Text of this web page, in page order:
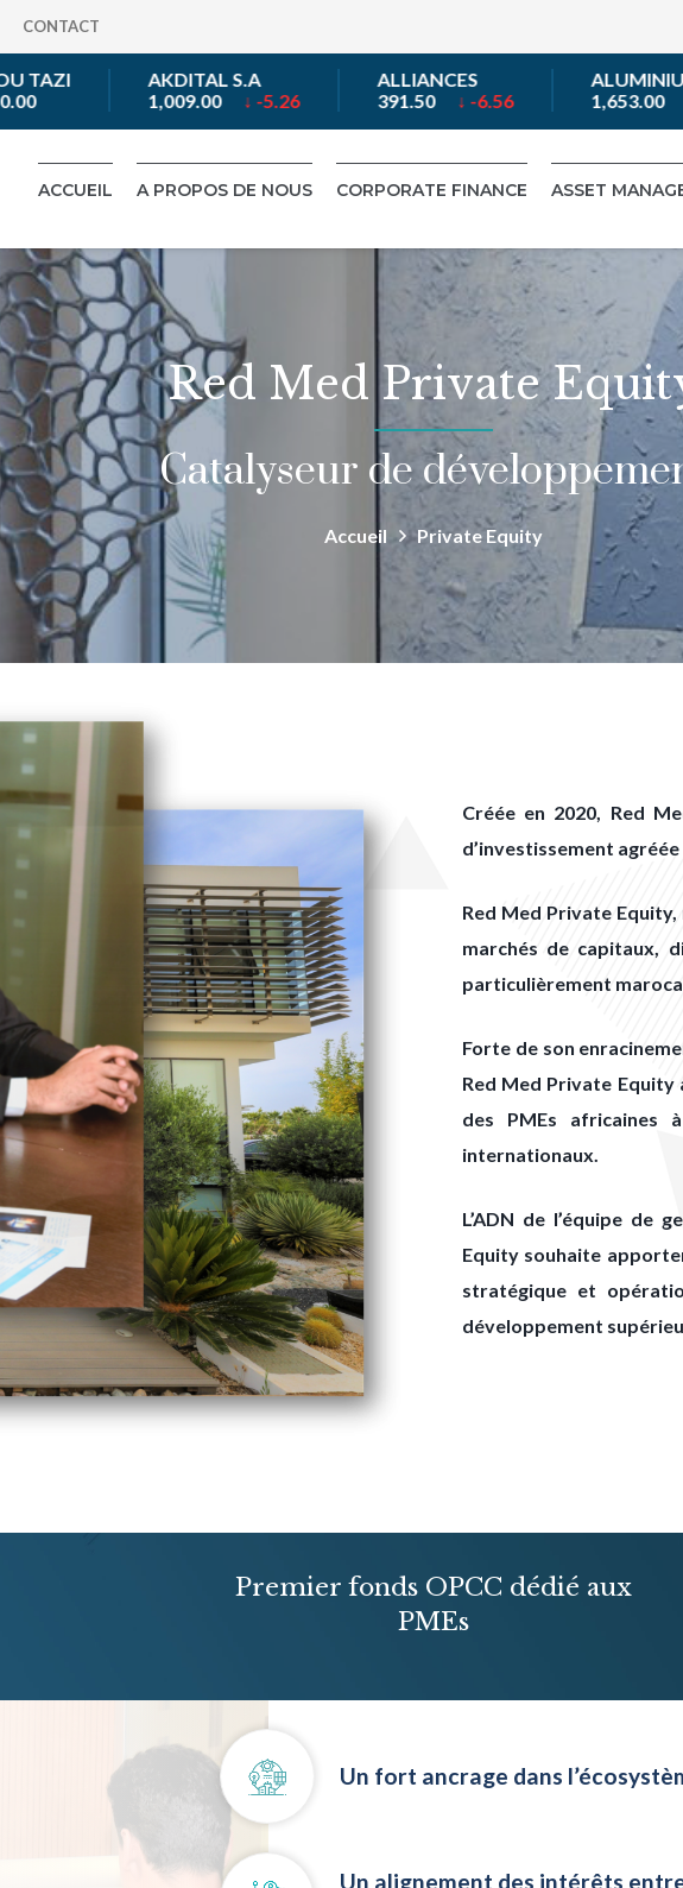
CONTACT
AKDITAL S.A
1,009.00↓ -5.26
ALLIANCES
391.50
↓ -6.56
ALUMINIUM
1,653.00↓ -1.90
ACCUEIL A PROPOS DE NOUS CORPORATE FINANCE ASSET
Red Med Private
Catalyseur de
Accueil Private Equity
Créée en 2020, Red
d’investissement
Red Med Private
marchés de capitaux,
particulièrement
Forte de son
Red Med Private
des PMEs africaines
internationaux.
L’ADN de l’équipe de
Equity souhaite
stratégique et
développement
Premier fonds OPCC dédié aux
PMEs
Un fort ancrage dans
Un alignement des intérêts